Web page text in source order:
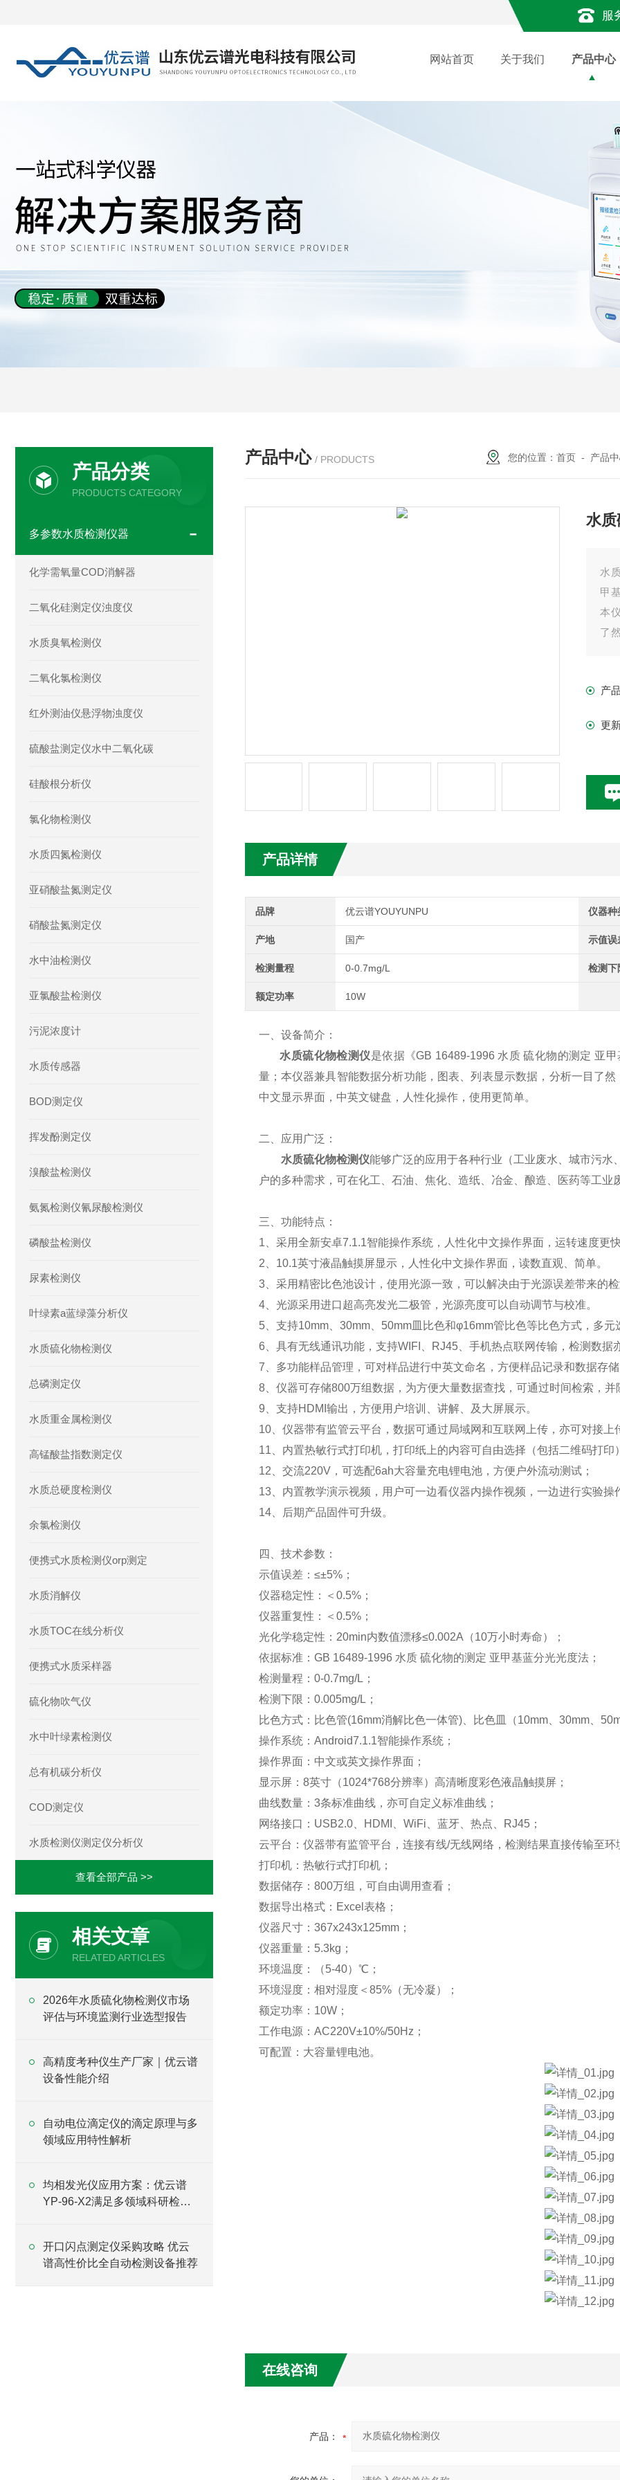
服
网站首页 关于我们 产品中心
产品中心 / PRODUCTS 您的位置： 首页 - 产品
水
水
甲
本
了
产
更
产品详情
品牌 优云谱YOUYUNPU 仪器种
产地 国产 示值误
检测量程 0-0.7mg/L 检测下
额定功率 10W
一、设备简介：
水质硫化物检测仪是依据《GB 16489-1996 水质 硫化物的测定 亚
量；本仪器兼具智能数据分析功能，图表、列表显示数据，分析一目了
中文显示界面，中英文键盘，人性化操作，使用更简单。
二、应用广泛：
水质硫化物检测仪能够广泛的应用于各种行业（工业废水、城市污水
户的多种需求，可在化工、石油、焦化、造纸、冶金、酿造、医药等工业
三、功能特点：
1、采用全新安卓7.1.1智能操作系统，人性化中文操作界面，运转速度更
2、10.1英寸液晶触摸屏显示，人性化中文操作界面，读数直观、简单。
3、采用精密比色池设计，使用光源一致，可以解决由于光源误差带来的
4、光源采用进口超高亮发光二极管，光源亮度可以自动调节与校准。
5、支持10mm、30mm、50mm皿比色和φ16mm管比色等比色方式，多元
6、具有无线通讯功能，支持WIFI、RJ45、手机热点联网传输，检测数据
7、多功能样品管理，可对样品进行中英文命名，方便样品记录和数据存
8、仪器可存储800万组数据，为方便大量数据查找，可通过时间检索，并
9、支持HDMI输出，方便用户培训、讲解、及大屏展示。
10、仪器带有监管云平台，数据可通过局域网和互联网上传，亦可对接上
11、内置热敏行式打印机，打印纸上的内容可自由选择（包括二维码打印
12、交流220V，可选配6ah大容量充电锂电池，方便户外流动测试；
13、内置教学演示视频，用户可一边看仪器内操作视频，一边进行实验操
14、后期产品固件可升级。
四、技术参数：
示值误差：≤±5%；
仪器稳定性：＜0.5%；
仪器重复性：＜0.5%；
光化学稳定性：20min内数值漂移≤0.002A（10万小时寿命）；
依据标准：GB 16489-1996 水质 硫化物的测定 亚甲基蓝分光光度法；
检测量程：0-0.7mg/L；
检测下限：0.005mg/L；
比色方式：比色管(16mm消解比色一体管)、比色皿（10mm、30mm、
操作系统：Android7.1.1智能操作系统；
操作界面：中文或英文操作界面；
显示屏：8英寸（1024*768分辨率）高清晰度彩色液晶触摸屏；
曲线数量：3条标准曲线，亦可自定义标准曲线；
网络接口：USB2.0、HDMI、WiFi、蓝牙、热点、RJ45；
云平台：仪器带有监管平台，连接有线/无线网络，检测结果直接传输至环
打印机：热敏行式打印机；
数据储存：800万组，可自由调用查看；
数据导出格式：Excel表格；
仪器尺寸：367x243x125mm；
仪器重量：5.3kg；
环境温度：（5-40）℃；
环境湿度：相对湿度＜85%（无冷凝）；
额定功率：10W；
工作电源：AC220V±10%/50Hz；
可配置：大容量锂电池。
在线咨询
产品：
产品分类
PRODUCTS CATEGORY
多参数水质检测仪器
化学需氧量COD消解器
二氧化硅测定仪浊度仪
水质臭氧检测仪
二氧化氯检测仪
红外测油仪悬浮物浊度仪
硫酸盐测定仪水中二氧化碳
硅酸根分析仪
氯化物检测仪
水质四氮检测仪
亚硝酸盐氮测定仪
硝酸盐氮测定仪
水中油检测仪
亚氯酸盐检测仪
污泥浓度计
水质传感器
BOD测定仪
挥发酚测定仪
溴酸盐检测仪
氨氮检测仪氰尿酸检测仪
磷酸盐检测仪
尿素检测仪
叶绿素a蓝绿藻分析仪
水质硫化物检测仪
总磷测定仪
水质重金属检测仪
高锰酸盐指数测定仪
水质总硬度检测仪
余氯检测仪
便携式水质检测仪orp测定
水质消解仪
水质TOC在线分析仪
便携式水质采样器
硫化物吹气仪
水中叶绿素检测仪
总有机碳分析仪
COD测定仪
水质检测仪测定仪分析仪
查看全部产品 >>
相关文章
RELATED ARTICLES
2026年水质硫化物检测仪市场
评估与环境监测行业选型报告
高精度考种仪生产厂家｜优云谱
设备性能介绍
自动电位滴定仪的滴定原理与多
领域应用特性解析
均相发光仪应用方案：优云谱
YP-96-X2满足多领域科研检测
开口闪点测定仪采购攻略 优云
谱高性价比全自动检测设备推荐